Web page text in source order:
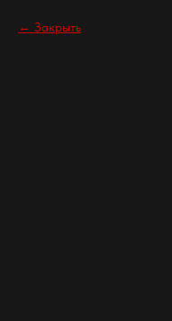
Закрыть